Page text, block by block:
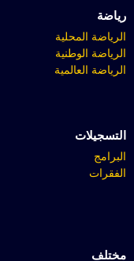
رياضة
الرياضة المحلية
الرياضة الوطنية
الرياضة العالمية
التسجيلات
البرامج
الفقرات
مختلف